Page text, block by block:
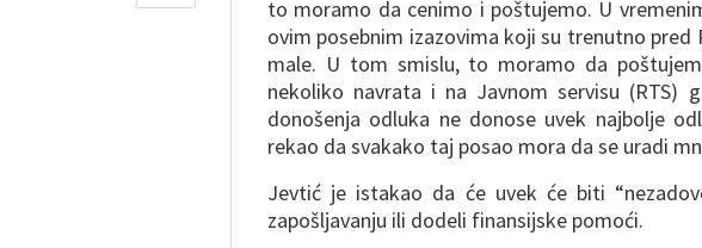
to moramo da cenimo i poštujemo. U
ovim posebnim izazovima koji su trenutno pred
male. U tom smislu, to moramo da
nekoliko navrata i na Javnom servisu (RTS)
donošenja odluka ne donose uvek najbolje
rekao da svakako taj posao mora da se uradi
Jevtić je istakao da će uvek će biti
zapošljavanju ili dodeli finansijske pomoći.